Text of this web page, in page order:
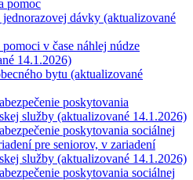
pomoc
dávky (aktualizované
v čase náhlej núdze
14.1.2026)
bytu (aktualizované
poskytovania
služby (aktualizované 14.1.2026)
poskytovania sociálnej
pre seniorov, v zariadení
služby (aktualizované 14.1.2026)
poskytovania sociálnej